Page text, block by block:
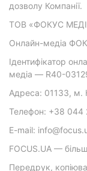
дозволу Компанії.
ТОВ «ФОКУС
Онлайн-медіа
Ідентифікатор
медіа — R40-
Адреса: 01133, м.
Телефон: +38 044
E-mail:
FOCUS.UA —
Передрук,